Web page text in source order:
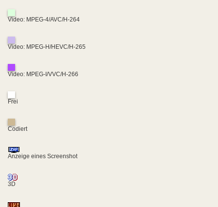
Video: MPEG-4/AVC/H-264
Video: MPEG-H/HEVC/H-265
Video: MPEG-I/VVC/H-266
Frei
Codiert
Anzeige eines Screenshot
3D